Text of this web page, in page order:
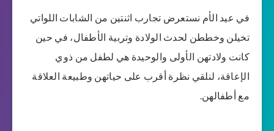
في عيد الأم نستعرض تجارب اثنتين من الشابات اللواتي
تخيلن وخططن لحدث الولادة وتربية الأطفال، في حين
كانت ولادتهن الأولى والوحيدة هي لطفل من ذوي
الإعاقة، لنلقي نظرة أقرب على حياتهن وطبيعة العلاقة
مع أطفالهن.